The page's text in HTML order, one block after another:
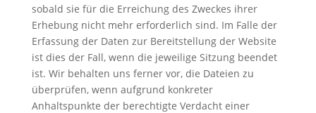
sobald sie für die Erreichung des Zweckes ihrer
Erhebung nicht mehr erforderlich sind. Im Falle der
Erfassung der Daten zur Bereitstellung der Website
ist dies der Fall, wenn die jeweilige Sitzung beendet
ist. Wir behalten uns ferner vor, die Dateien zu
überprüfen, wenn aufgrund konkreter
Anhaltspunkte der berechtigte Verdacht einer